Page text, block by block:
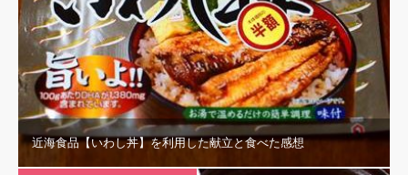
近海食品【いわし丼】を利用した献立と食べた感想